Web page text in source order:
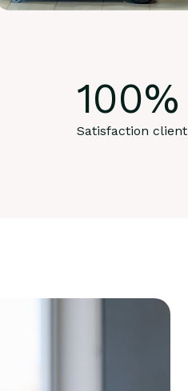
100%
Satisfaction client